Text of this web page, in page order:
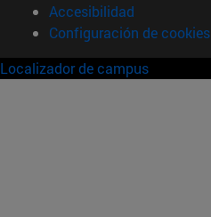
Accesibilidad
Configuración de cookies
Localizador de campus